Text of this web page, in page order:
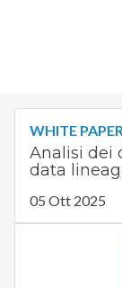
WHITE
Analisi dei
data
05 Ott 2025